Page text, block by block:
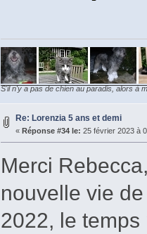
S'il n'y a pas de chien au paradis, alors à
Re: Lorenzia 5 ans et demi
« Réponse #34 le: 25 février 2023 à
Merci
nouvelle vie
2022, le